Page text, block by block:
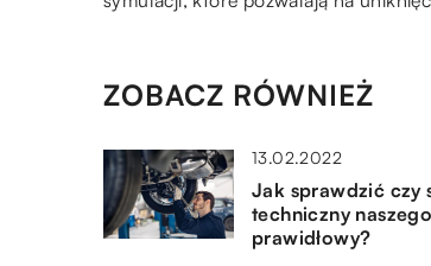
ZOBACZ RÓWNIEŻ
13.02.2022
Jak sprawdzić czy
techniczny
prawidłowy?